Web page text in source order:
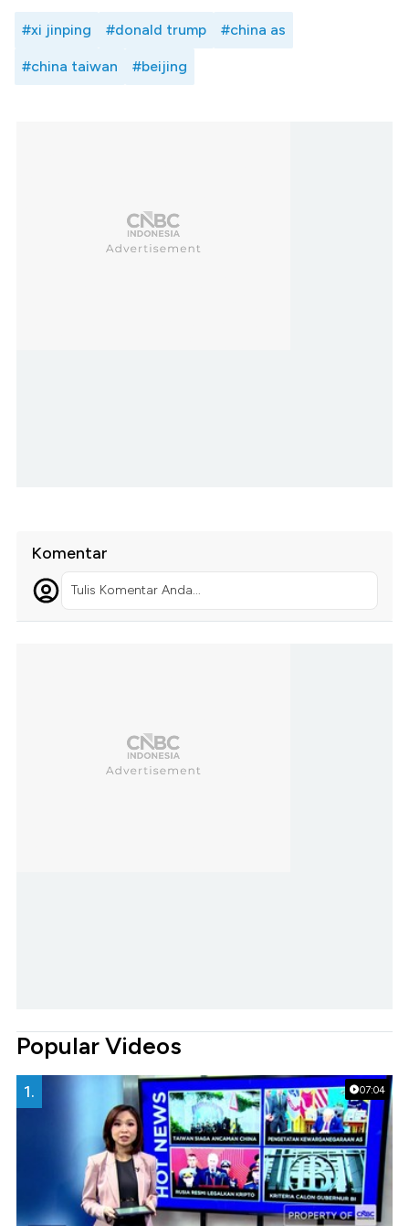
#xi jinping #donald trump #china as
#china taiwan #beijing
Komentar
Tulis Komentar Anda...
Popular Videos
07:04
1.